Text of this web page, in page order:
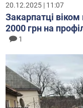
20.12.2025 | 11:07
Закарпатці
2000 грн на
1